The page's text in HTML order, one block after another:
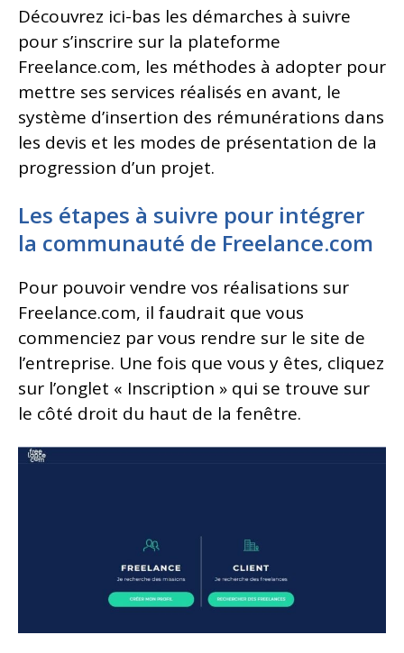
Découvrez ici-bas les démarches à suivre
pour s’inscrire sur la plateforme
Freelance.com, les méthodes à adopter pour
mettre ses services réalisés en avant, le
système d’insertion des rémunérations dans
les devis et les modes de présentation de la
progression d’un projet.
Les étapes à suivre pour intégrer
la communauté de Freelance.com
Pour pouvoir vendre vos réalisations sur
Freelance.com, il faudrait que vous
commenciez par vous rendre sur le site de
l’entreprise. Une fois que vous y êtes, cliquez
sur l’onglet « Inscription » qui se trouve sur
le côté droit du haut de la fenêtre.